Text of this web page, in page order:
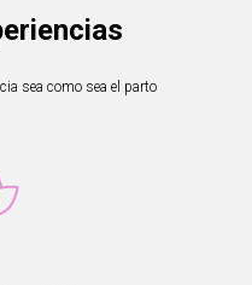
sea como sea el parto